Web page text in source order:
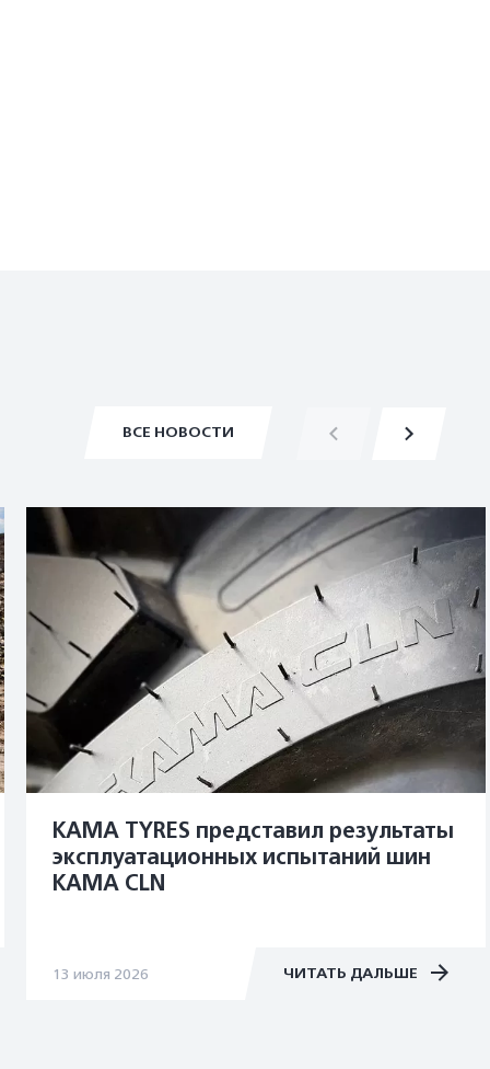
ВСЕ НОВОСТИ
KAMA TYRES представил результаты
эксплуатационных испытаний шин
KAMA CLN
13 июля 2026 ЧИТАТЬ ДАЛЬШЕ